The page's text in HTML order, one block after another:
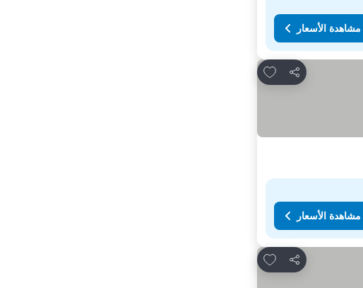
مشاهدة الأسعار
مشاركة
Add to favorites
مشاهدة الأسعار
مشاركة
Add to favorites